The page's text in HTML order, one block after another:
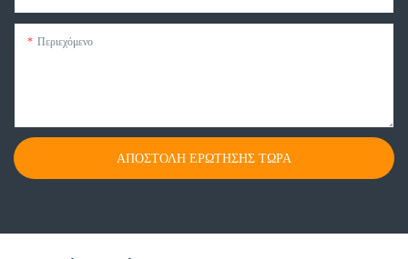
Περιεχόμενο
ΑΠΟΣΤΟΛΉ ΕΡΏΤΗΣΗΣ ΤΏΡΑ